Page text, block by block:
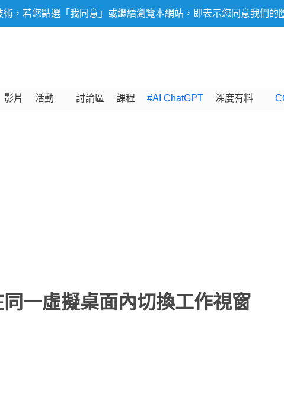
，若您點選「我同意」或繼續瀏覽本網站，即表示您同意我們的
影片 活動 討論區 課程 #AI ChatGPT 深度有料
一虛擬桌面內切換工作視窗